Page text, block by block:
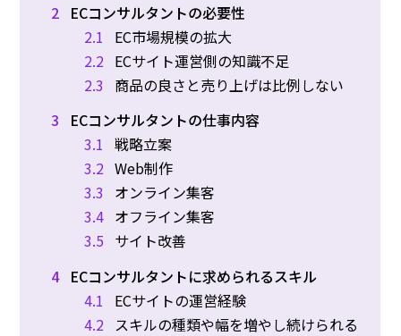
2 ECコンサルタントの必要性
2.1
EC市場規模の拡大
2.2 ECサイト運営側の知識不足
2.3
商品の良さと売り上げは比例しない
3
ECコンサルタントの仕事内容
3.1 戦略立案
3.2 Web制作
3.3
オンライン集客
3.4 オフライン集客
3.5 サイト改善
4 ECコンサルタントに求められるスキル
4.1
ECサイトの運営経験
4.2
スキルの種類や幅を増やし続けられる